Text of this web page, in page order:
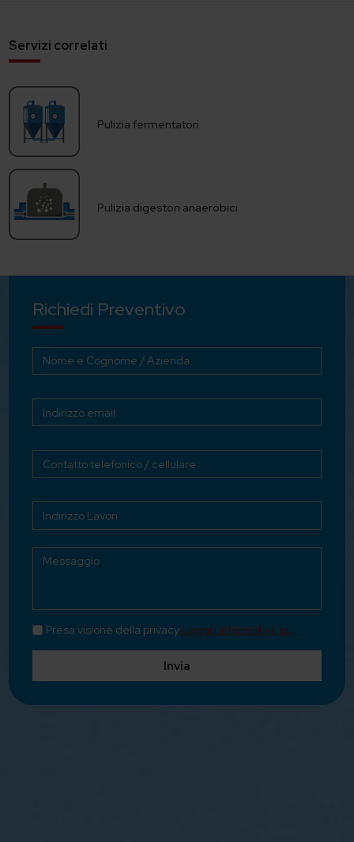
Servizi correlati
Pulizia fermentatori
Pulizia digestori anaerobici
Richiedi Preventivo
Presa visione della privacy Leggi l'informativa qui
Invia